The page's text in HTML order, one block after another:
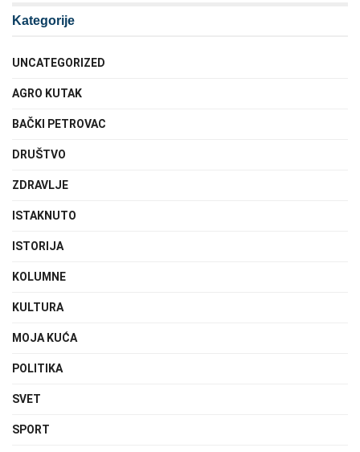
Kategorije
UNCATEGORIZED
AGRO KUTAK
BAČKI PETROVAC
DRUŠTVO
ZDRAVLJE
ISTAKNUTO
ISTORIJA
KOLUMNE
KULTURA
MOJA KUĆA
POLITIKA
SVET
SPORT